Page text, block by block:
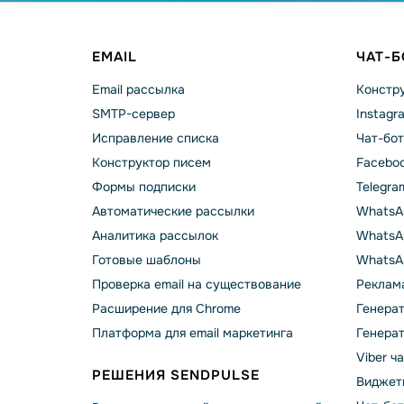
EMAIL
Email рассылка
SMTP-сервер
Исправление списка
Конструктор писем
Формы подписки
Автоматические рассылки
Аналитика рассылок
Готовые шаблоны
Проверка email на существование
Расширение для Chrome
Платформа для email маркетинга
РЕШЕНИЯ SENDPULSE
ЧАТ-
Чат-
Viber